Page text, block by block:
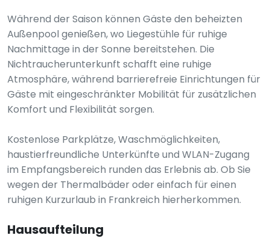
Während der Saison können Gäste den beheizten
Außenpool genießen, wo Liegestühle für ruhige
Nachmittage in der Sonne bereitstehen. Die
Nichtraucherunterkunft schafft eine ruhige
Atmosphäre, während barrierefreie Einrichtungen für
Gäste mit eingeschränkter Mobilität für zusätzlichen
Komfort und Flexibilität sorgen.
Kostenlose Parkplätze, Waschmöglichkeiten,
haustierfreundliche Unterkünfte und WLAN-Zugang
im Empfangsbereich runden das Erlebnis ab. Ob Sie
wegen der Thermalbäder oder einfach für einen
ruhigen Kurzurlaub in Frankreich hierherkommen.
Hausaufteilung